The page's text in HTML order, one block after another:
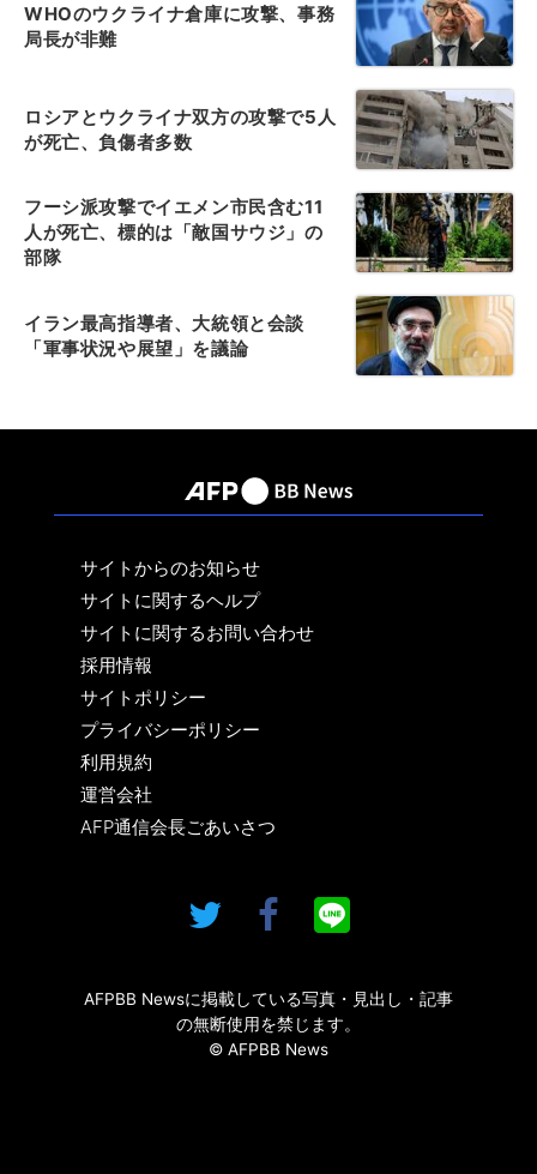
WHOのウクライナ倉庫に攻撃、事務
局長が非難
ロシアとウクライナ双方の攻撃で5人
が死亡、負傷者多数
フーシ派攻撃でイエメン市民含む11
人が死亡、標的は「敵国サウジ」の
部隊
イラン最高指導者、大統領と会談
「軍事状況や展望」を議論
サイトからのお知らせ
サイトに関するヘルプ
サイトに関するお問い合わせ
採用情報
サイトポリシー
プライバシーポリシー
利用規約
運営会社
AFP通信会長ごあいさつ
AFPBB Newsに掲載している写真・見出し・記事
の無断使用を禁じます。
© AFPBB News